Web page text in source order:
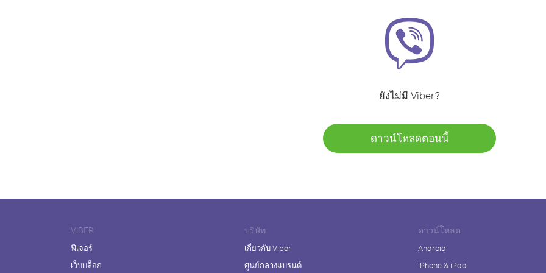
ยังไม่มี Viber?
ดาวน์โหลดตอนนี้
VIBER
ฟีเจอร์
เว็บบล็อก
บริษัท
เกี่ยวกับ Viber
ศูนย์กลางแบรนด์
ดาวน์โหลด
Android
iPhone & iPad